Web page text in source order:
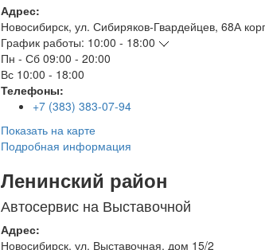
Адрес:
Новосибирск, ул. Сибиряков-Гвардейцев, 68А
График работы: 10:00 - 18:00
Пн - Сб 09:00 - 20:00
Вс 10:00 - 18:00
Телефоны:
+7 (383) 383-07-94
Показать на карте
Подробная информация
Ленинский район
Автосервис на Выставочной
Адрес:
Новосибирск, ул. Выставочная, дом 15/2